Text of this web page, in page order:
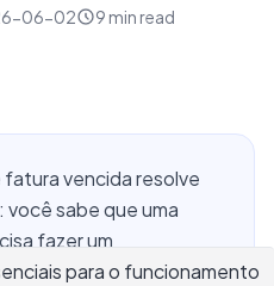
06-02 9 min read
fatura vencida resolve
sabe que uma
fazer um
adiando porque
para o funcionamento